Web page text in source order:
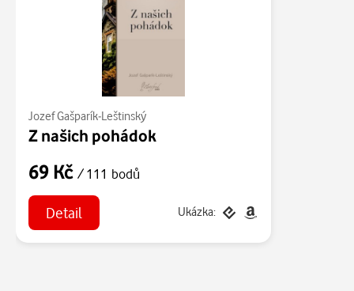
Jozef Gašparík-Leštinský
Z našich pohádok
69 Kč / 111 bodů
Detail Ukázka: